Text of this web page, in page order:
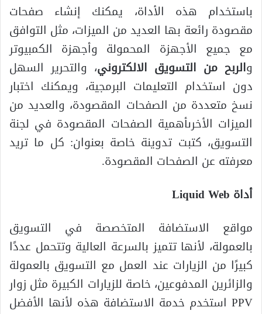
باستخدام هذه الأداة، يمكنك إنشاء صفحات
مقصودة رائعة بها العديد من الميزات، مثل التوافق
مع جميع الأجهزة المحمولة وأجهزة الكمبيوتر
والربح من التسويق الالكتروني، والتحرير السهل
دون استخدام التعليمات البرمجية، ويمكنك اختبار
نسخ متعددة من الصفحات المقصودة، والعديد من
الميزات الأخرىأهمية الصفحات المقصودة في لجنة
التسويق، كتبت تدوينة خاصة بعنوان: كل ما تريد
معرفته عن الصفحات المقصودة.
أداة Liquid Web
مواقع الاستضافة المتخصصة في التسويق
بالعمولة، لأنها تتميز بالسرعة العالية وتتحمل عددًا
كبيرًا من الزيارات عند العمل مع التسويق بالعمولة
والزائرين المدفوعين، خاصة للزيارات الكبيرة مثل زوار
PPV استخدم خدمة الاستضافة هذه لأنها الأفضل